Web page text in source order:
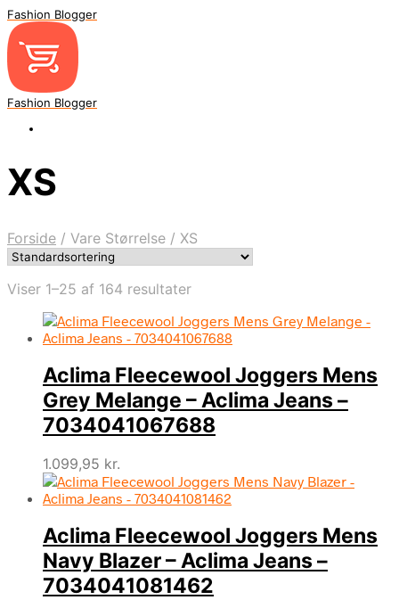
Fashion Blogger
Fashion Blogger
XS
Forside / Vare Størrelse / XS
Viser 1–25 af 164 resultater
Aclima Fleecewool Joggers Mens
Grey Melange – Aclima Jeans –
7034041067688
1.099,95 kr.
Aclima Fleecewool Joggers Mens
Navy Blazer – Aclima Jeans –
7034041081462